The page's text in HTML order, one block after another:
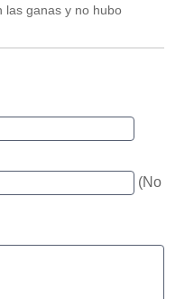
las ganas y no hubo
(No